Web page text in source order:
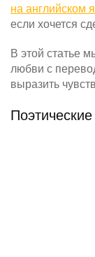
на английском
если хочется
В этой статье
любви с
выразить